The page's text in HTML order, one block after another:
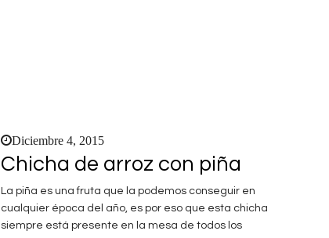
Diciembre 4, 2015
Chicha de arroz con piña
La piña es una fruta que la podemos conseguir en
cualquier época del año, es por eso que esta chicha
siempre está presente en la mesa de todos los